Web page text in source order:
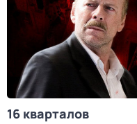
16 кварталов